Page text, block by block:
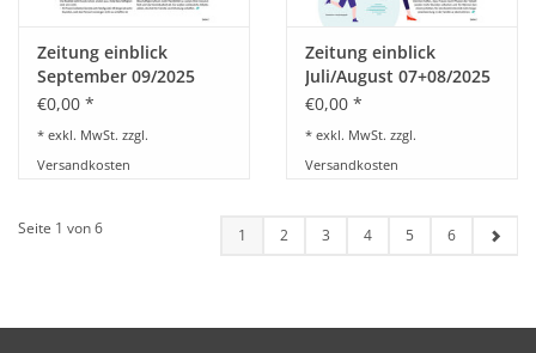
Zeitung einblick
September 09/2025
€0,00 *
* exkl. MwSt. zzgl.
Versandkosten
Zeitung einblick
Juli/August 07+08/2025
€0,00 *
* exkl. MwSt. zzgl.
Versandkosten
Seite 1 von 6 1 2 3 4 5 6